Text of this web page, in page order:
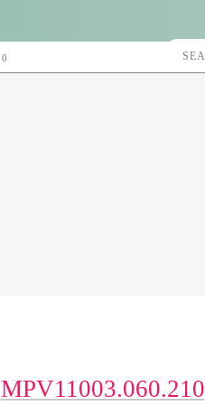
MPV11003.060.210